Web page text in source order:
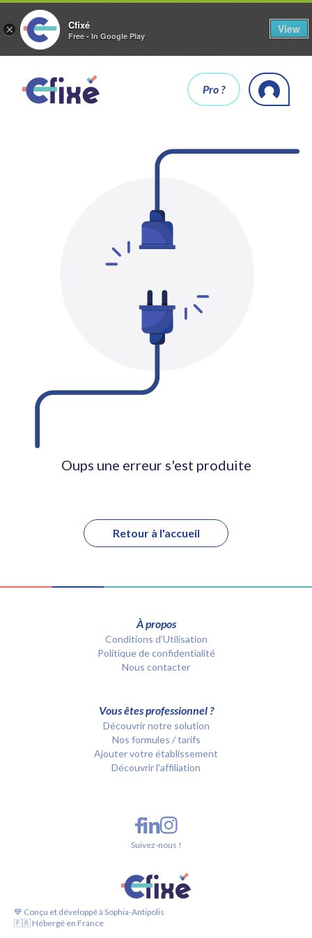
× Cfixé
Free - In Google Play
View
Pro ?
Oups une erreur s'est produite
Retour à l'accueil
À propos
Conditions d’Utilisation
Politique de confidentialité
Nous contacter
Vous êtes professionnel ?
Découvrir notre solution
Nos formules / tarifs
Ajouter votre établissement
Découvrir l'affiliation
💙 Conçu et développé à Sophia-Antipolis
🇫🇷 Hébergé en France
Suivez-nous !